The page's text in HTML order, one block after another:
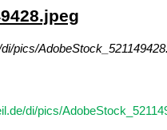
pics/